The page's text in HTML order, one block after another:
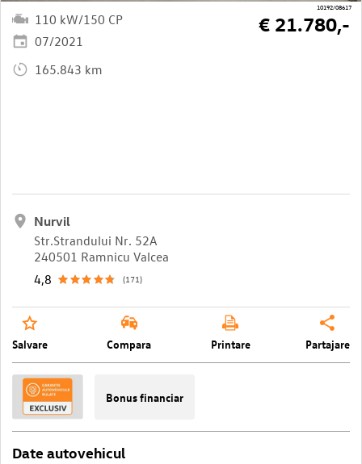
10192/08617
110 kW/150 CP
07/2021
165.843 km
€ 21.780,-
Nurvil
Str.Strandului Nr. 52A
240501 Ramnicu Valcea
4,8
(171)
Salvare Compara Printare Partajare
Bonus financiar
Date autovehicul